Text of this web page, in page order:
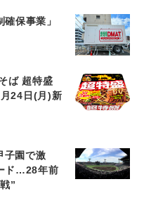
保事業」
ば 超特盛
24日(月)新
子園で激
ド…28年前
”